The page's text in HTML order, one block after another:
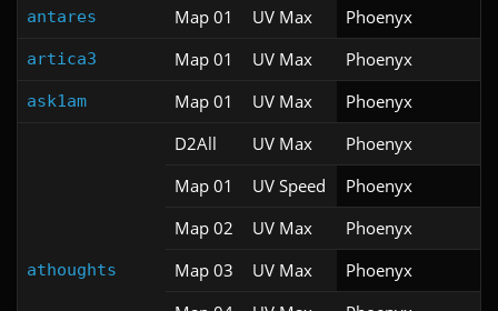
antares Map 01 UV Max Phoenyx
artica3 Map 01 UV Max Phoenyx
ask1am Map 01 UV Max Phoenyx
athoughts
D2All UV Max Phoenyx
Map 01
UV Speed Phoenyx
Map 02
UV Max Phoenyx
Map 03
UV Max Phoenyx